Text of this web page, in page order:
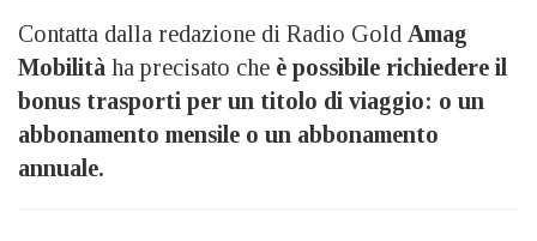
Contatta dalla redazione di Radio Gold Amag
Mobilità ha precisato che è possibile richiedere il
bonus trasporti per un titolo di viaggio: o un
abbonamento mensile o un abbonamento
annuale.